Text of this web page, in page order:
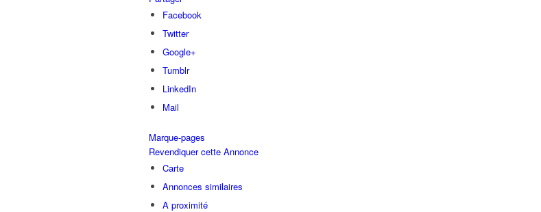
Facebook
Twitter
Google+
Tumblr
LinkedIn
Mail
Marque-pages
Revendiquer cette Annonce
Carte
Annonces similaires
A proximité